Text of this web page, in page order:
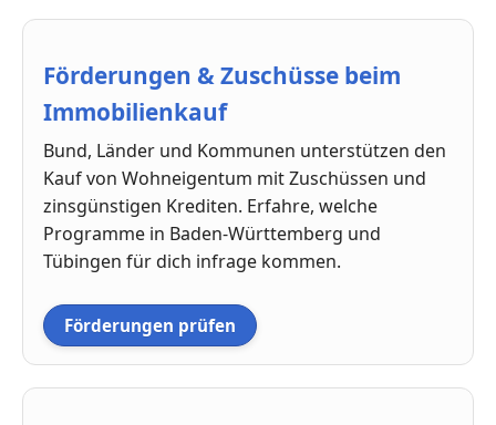
Förderungen & Zuschüsse beim
Immobilienkauf
Bund, Länder und Kommunen unterstützen den
Kauf von Wohneigentum mit Zuschüssen und
zinsgünstigen Krediten. Erfahre, welche
Programme in Baden-Württemberg und
Tübingen für dich infrage kommen.
Förderungen prüfen